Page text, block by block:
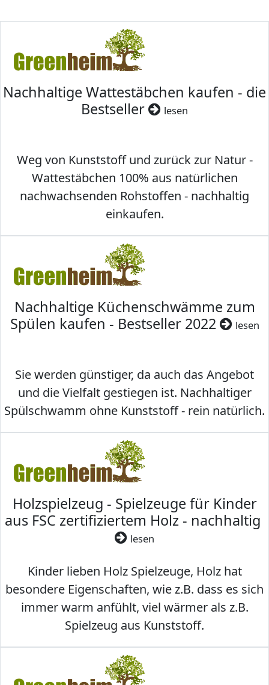
Nachhaltige Wattestäbchen kaufen - die
Bestseller
lesen
Weg von Kunststoff und zurück zur Natur -
Wattestäbchen 100% aus natürlichen
nachwachsenden Rohstoffen - nachhaltig
einkaufen.
Nachhaltige Küchenschwämme zum
Spülen kaufen - Bestseller 2022
lesen
Sie werden günstiger, da auch das Angebot
und die Vielfalt gestiegen ist. Nachhaltiger
Spülschwamm ohne Kunststoff - rein natürlich.
Holzspielzeug - Spielzeuge für Kinder
aus FSC zertifiziertem Holz - nachhaltig
lesen
Kinder lieben Holz Spielzeuge, Holz hat
besondere Eigenschaften, wie z.B. dass es sich
immer warm anfühlt, viel wärmer als z.B.
Spielzeug aus Kunststoff.